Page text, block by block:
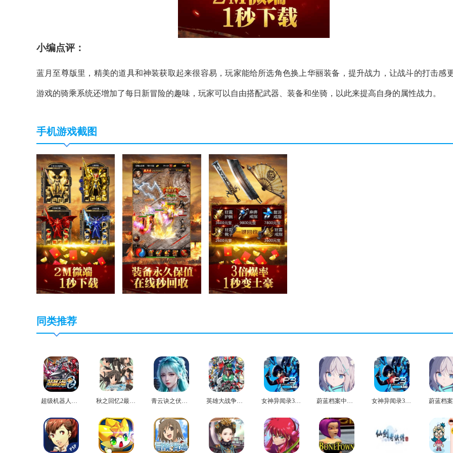
小编点评：
蓝月至尊版里，精美的道具和神装获取起来很容易，玩家能给所选角色换上华丽装备，提升战力，让战斗的打击感
游戏的骑乘系统还增加了每日新冒险的趣味，玩家可以自由搭配武器、装备和坐骑，以此来提高自身的属性战力。
手机游戏截图
同类推荐
超级机器人大战og2官方版 秋之回忆2最新版 青云诀之伏魔最新版 英雄大战争极限官方版 女神异闻录3免费版 蔚蓝档案中文版 女神异闻录3安卓版 蔚蓝档